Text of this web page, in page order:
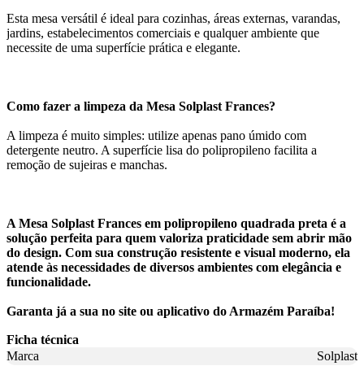
Esta mesa versátil é ideal para cozinhas, áreas externas, varandas,
jardins, estabelecimentos comerciais e qualquer ambiente que
necessite de uma superfície prática e elegante.
Como fazer a limpeza da Mesa Solplast Frances?
A limpeza é muito simples: utilize apenas pano úmido com
detergente neutro. A superfície lisa do polipropileno facilita a
remoção de sujeiras e manchas.
A Mesa Solplast Frances em polipropileno quadrada preta é a
solução perfeita para quem valoriza praticidade sem abrir mão
do design. Com sua construção resistente e visual moderno, ela
atende às necessidades de diversos ambientes com elegância e
funcionalidade.
Garanta já a sua no site ou aplicativo do Armazém Paraíba!
Ficha técnica
Marca
Solplast